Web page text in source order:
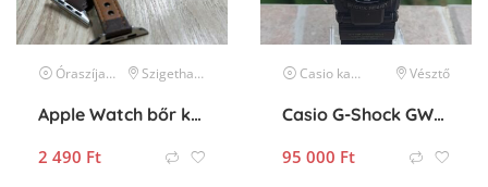
Óraszíjak, karkötők és tartozékok óra kiegészítők
Szigethalom
Apple Watch bőr két színű óraszíj
2 490 Ft
Casio karóra Vésztő
Casio G-Shock GW-A1100-1A3JF
95 000 Ft